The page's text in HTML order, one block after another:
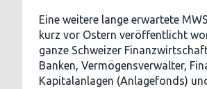
Eine weitere lange erwartete
kurz vor Ostern veröffentlicht
ganze Schweizer
Banken, Vermögensverwalter,
Kapitalanlagen (Anlagefonds)